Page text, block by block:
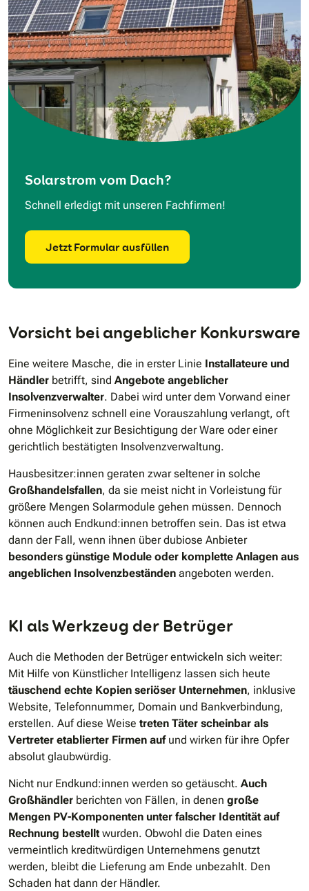
Solarstrom vom Dach?
Schnell erledigt mit unseren Fachfirmen!
Jetzt Formular ausfüllen
Vorsicht bei angeblicher Konkursware
Eine weitere Masche, die in erster Linie Installateure und
Händler betrifft, sind Angebote angeblicher
Insolvenzverwalter. Dabei wird unter dem Vorwand einer
Firmeninsolvenz schnell eine Vorauszahlung verlangt, oft
ohne Möglichkeit zur Besichtigung der Ware oder einer
gerichtlich bestätigten Insolvenzverwaltung.
Hausbesitzer:innen geraten zwar seltener in solche
Großhandelsfallen, da sie meist nicht in Vorleistung für
größere Mengen Solarmodule gehen müssen. Dennoch
können auch Endkund:innen betroffen sein. Das ist etwa
dann der Fall, wenn ihnen über dubiose Anbieter
besonders günstige Module oder komplette Anlagen aus
angeblichen Insolvenzbeständen angeboten werden.
KI als Werkzeug der Betrüger
Auch die Methoden der Betrüger entwickeln sich weiter:
Mit Hilfe von Künstlicher Intelligenz lassen sich heute
täuschend echte Kopien seriöser Unternehmen, inklusive
Website, Telefonnummer, Domain und Bankverbindung,
erstellen. Auf diese Weise treten Täter scheinbar als
Vertreter etablierter Firmen aufund wirken für ihre Opfer
absolut glaubwürdig.
Nicht nur Endkund:innen werden so getäuscht. Auch
Großhändler berichten von Fällen, in denen große
Mengen PV-Komponenten unter falscher Identität auf
Rechnung bestellt wurden. Obwohl die Daten eines
vermeintlich kreditwürdigen Unternehmens genutzt
werden, bleibt die Lieferung am Ende unbezahlt. Den
Schaden hat dann der Händler.